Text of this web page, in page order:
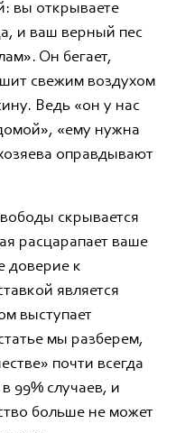
вы открываете
и ваш верный пес
Он бегает,
свежим воздухом
Ведь «он у нас
«ему нужна
оправдывают
скрывается
расцарапает ваше
доверие к
является
выступает
мы разберем,
почти всегда
99% случаев, и
больше не может